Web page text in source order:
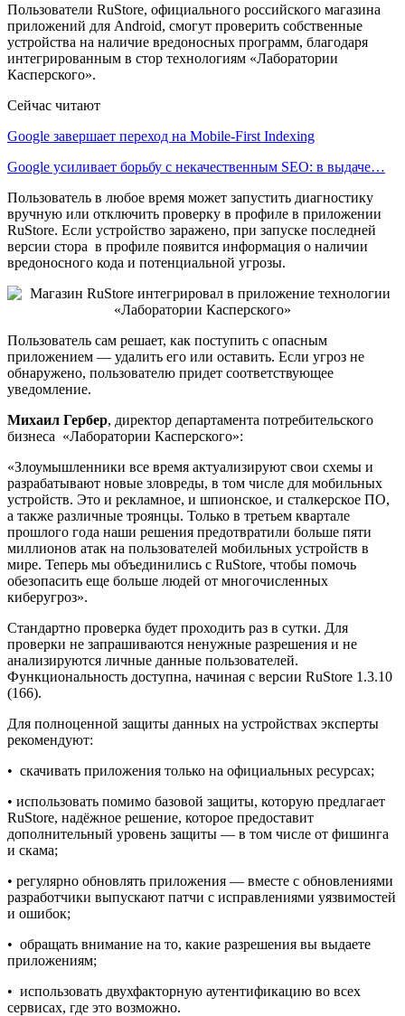
Пользователи RuStore, официального российского магазина
приложений для Android, смогут проверить собственные
устройства на наличие вредоносных программ, благодаря
интегрированным в стор технологиям «Лаборатории
Касперского».
Сейчас читают
Google завершает переход на Mobile-First Indexing
Google усиливает борьбу с некачественным SEO: в выдаче…
Пользователь в любое время может запустить диагностику
вручную или отключить проверку в профиле в приложении
RuStore. Если устройство заражено, при запуске последней
версии стора в профиле появится информация о наличии
вредоносного кода и потенциальной угрозы.
Пользователь сам решает, как поступить с опасным
приложением — удалить его или оставить. Если угроз не
обнаружено, пользователю придет соответствующее
уведомление.
Михаил Гербер, директор департамента потребительского
бизнеса «Лаборатории Касперского»:
«Злоумышленники все время актуализируют свои схемы и
разрабатывают новые зловреды, в том числе для мобильных
устройств. Это и рекламное, и шпионское, и сталкерское ПО,
а также различные троянцы. Только в третьем квартале
прошлого года наши решения предотвратили больше пяти
миллионов атак на пользователей мобильных устройств в
мире. Теперь мы объединились с RuStore, чтобы помочь
обезопасить еще больше людей от многочисленных
киберугроз».
Стандартно проверка будет проходить раз в сутки. Для
проверки не запрашиваются ненужные разрешения и не
анализируются личные данные пользователей.
Функциональность доступна, начиная с версии RuStore 1.3.10
(166).
Для полноценной защиты данных на устройствах эксперты
рекомендуют:
• скачивать приложения только на официальных ресурсах;
• использовать помимо базовой защиты, которую предлагает
RuStore, надёжное решение, которое предоставит
дополнительный уровень защиты — в том числе от фишинга
и скама;
• регулярно обновлять приложения — вместе с обновлениями
разработчики выпускают патчи с исправлениями уязвимостей
и ошибок;
• обращать внимание на то, какие разрешения вы выдаете
приложениям;
• использовать двухфакторную аутентификацию во всех
сервисах, где это возможно.